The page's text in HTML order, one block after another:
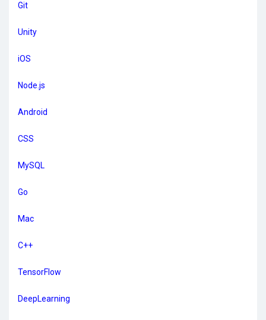
Git
Unity
iOS
Node.js
Android
CSS
MySQL
Go
Mac
C++
TensorFlow
DeepLearning